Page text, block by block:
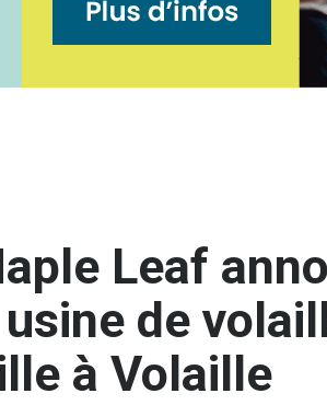
Leaf
de
à Volaille